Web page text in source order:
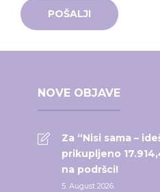
NOVE OBJAVE
Za “Nisi sama –
prikupljeno
na podršci!
5. August 2026.